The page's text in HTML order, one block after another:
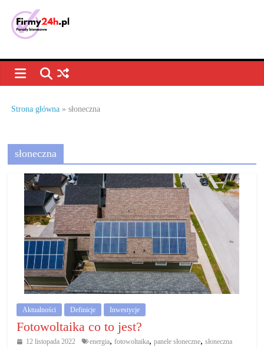
contentPorady
biznesowe,
dla
firm
–
jak
prowadzić
działalność
gospodarczą.
Porady
biznesowe
Strona główna »słoneczna
słoneczna
Aktualności Definicje Inwestycje
Fotowoltaika co to jest?
12 listopada 2022 energia, fotowoltaika, panele słoneczne, słoneczna